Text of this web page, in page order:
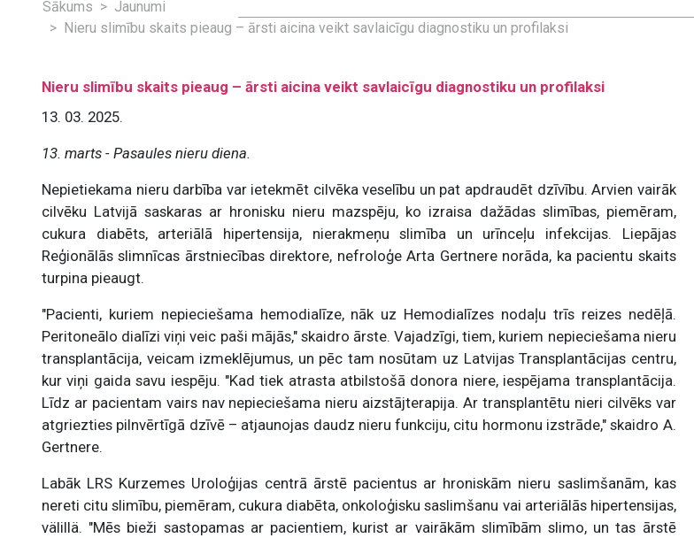
Sākums
Jaunumi
Nieru slimību skaits pieaug – ārsti aicina veikt savlaicīgu diagnostiku un profilaksi
Nieru slimību skaits pieaug – ārsti aicina veikt savlaicīgu diagnostiku un profilaksi
13. 03. 2025.
13. marts - Pasaules nieru diena.
Nepietiekama nieru darbība var ietekmēt cilvēka veselību un pat apdraudēt dzīvību. Arvien vairāk
cilvēku Latvijā saskaras ar hronisku nieru mazspēju, ko izraisa dažādas slimības, piemēram,
cukura diabēts, arteriālā hipertensija, nierakmeņu slimība un urīnceļu infekcijas. Liepājas
Reģionālās slimnīcas ārstniecības direktore, nefroloģe Arta Gertnere norāda, ka pacientu skaits
turpina pieaugt.
"Pacienti, kuriem nepieciešama hemodialīze, nāk uz Hemodialīzes nodaļu trīs reizes nedēļā.
Peritoneālo dialīzi viņi veic paši mājās," skaidro ārste. Vajadzīgi, tiem, kuriem nepieciešama nieru
transplantācija, veicam izmeklējumus, un pēc tam nosūtam uz Latvijas Transplantācijas centru,
kur viņi gaida savu iespēju. "Kad tiek atrasta atbilstošā donora niere, iespējama transplantācija.
Līdz ar pacientam vairs nav nepieciešama nieru aizstājterapija. Ar transplantētu nieri cilvēks var
atgriezties pilnvērtīgā dzīvē – atjaunojas daudz nieru funkciju, citu hormonu izstrāde," skaidro A.
Gertnere.
Labāk LRS Kurzemes Uroloģijas centrā ārstē pacientus ar hroniskām nieru saslimšanām, kas
nereti citu slimību, piemēram, cukura diabēta, onkoloģisku saslimšanu vai arteriālās hipertensijas,
välillä. "Mēs bieži sastopamas ar pacientiem, kurist ar vairākām slimībām slimo, un tas ārstē